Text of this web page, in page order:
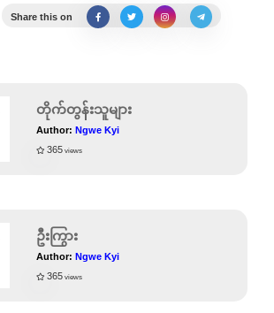
Share this on
တိုက်တွန်းသူများ
Author: Ngwe Kyi
365 views
ဦးကြွား
Author: Ngwe Kyi
365 views